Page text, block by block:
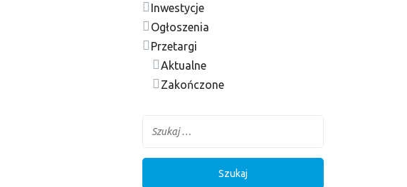
Inwestycje
Ogłoszenia
Przetargi
Aktualne
Zakończone